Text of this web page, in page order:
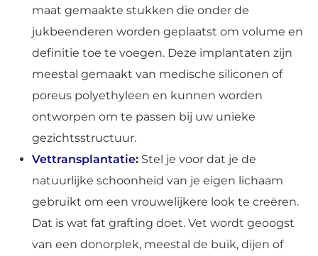
maat gemaakte stukken die onder de
jukbeenderen worden geplaatst om volume en
definitie toe te voegen. Deze implantaten zijn
meestal gemaakt van medische siliconen of
poreus polyethyleen en kunnen worden
ontworpen om te passen bij uw unieke
gezichtsstructuur.
Vettransplantatie: Stel je voor dat je de
natuurlijke schoonheid van je eigen lichaam
gebruikt om een vrouwelijkere look te creëren.
Dat is wat fat grafting doet. Vet wordt geoogst
van een donorplek, meestal de buik, dijen of